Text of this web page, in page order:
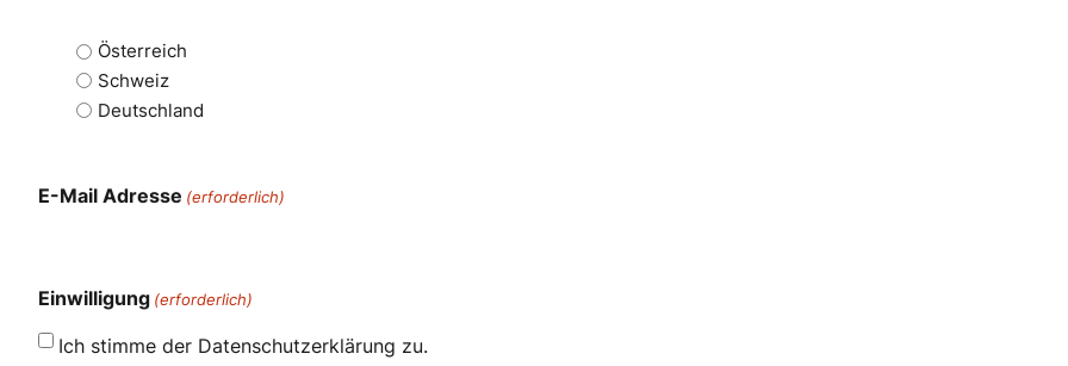
Österreich
Schweiz
Deutschland
E-Mail Adresse (erforderlich)
Einwilligung (erforderlich)
Ich stimme der Datenschutzerklärung zu.